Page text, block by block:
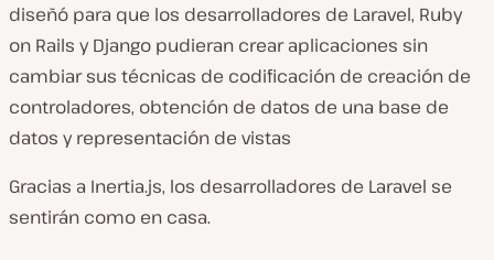
diseñó para que los desarrolladores de Laravel, Ruby
on Rails y Django pudieran crear aplicaciones sin
cambiar sus técnicas de codificación de creación de
controladores, obtención de datos de una base de
datos y representación de vistas
Gracias a Inertia.js, los desarrolladores de Laravel se
sentirán como en casa.